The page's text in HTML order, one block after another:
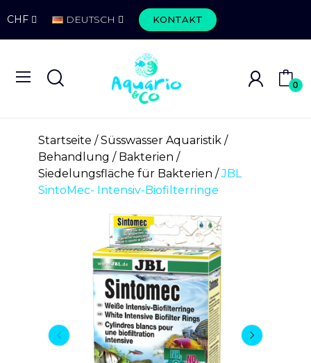
CHF DEUTSCH KONTAKT
0
Startseite
Süsswasser Aquaristik
Behandlung
Bakterien
Siedelungsfläche für Bakterien
JBL
SintoMec- Intensiv-Biofilterringe